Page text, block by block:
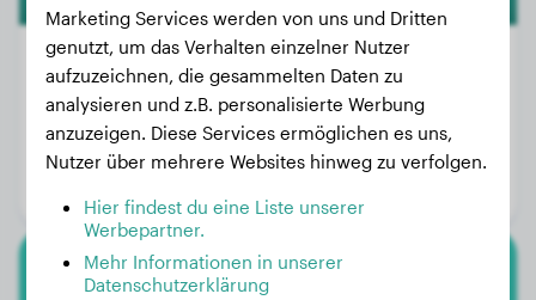
Gewicht:
Alter:
2 Jahre, 3 Monate
Cane Corso
Marketing Services werden von uns und Dritten
genutzt, um das Verhalten einzelner Nutzer
aufzuzeichnen, die gesammelten Daten zu
analysieren und z.B. personalisierte Werbung
anzuzeigen. Diese Services ermöglichen es uns,
Nutzer über mehrere Websites hinweg zu verfolgen.
Hier findest du eine Liste unserer
Werbepartner.
Mehr Informationen in unserer
Datenschutzerklärung